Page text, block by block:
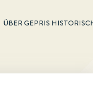
ÜBER GEPRIS